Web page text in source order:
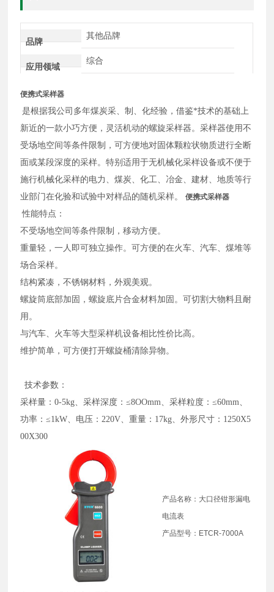
品牌
其他品牌
应用领域
综合
便携式采样器
是根据我公司多年煤炭采、制、化经验，借鉴*技术的基础上
新近的一款小巧方便，灵活机动的螺旋采样器。采样器使用不
受场地空间等条件限制，可方便地对固体颗粒状物质进行全断
面或某段深度的采样。特别适用于无机械化采样设备或不便于
施行机械化采样的电力、煤炭、化工、冶金、建材、地质等行
业部门在化验和试验中对样品的随机采样。便携式采样器
性能特点：
不受场地空间等条件限制，移动方便。
重量轻，一人即可独立操作。可方便的在火车、汽车、煤堆等
场合采样。
结构紧凑，不锈钢材料，外观美观。
螺旋筒底部加固，螺旋底片合金材料加固。可切割大物料且耐
用。
与汽车、火车等大型采样机设备相比性价比高。
维护简单，可方便打开螺旋桶清除异物。
技术参数：
采样量：0-5kg、采样深度：≤8OOmm、采样粒度：≤60mm、
功率：≤1kW、电压：220V、重量：17kg、外形尺寸：1250X5
00X300
产品名称：大口径钳形漏电
电流表
产品型号：ETCR-7000A